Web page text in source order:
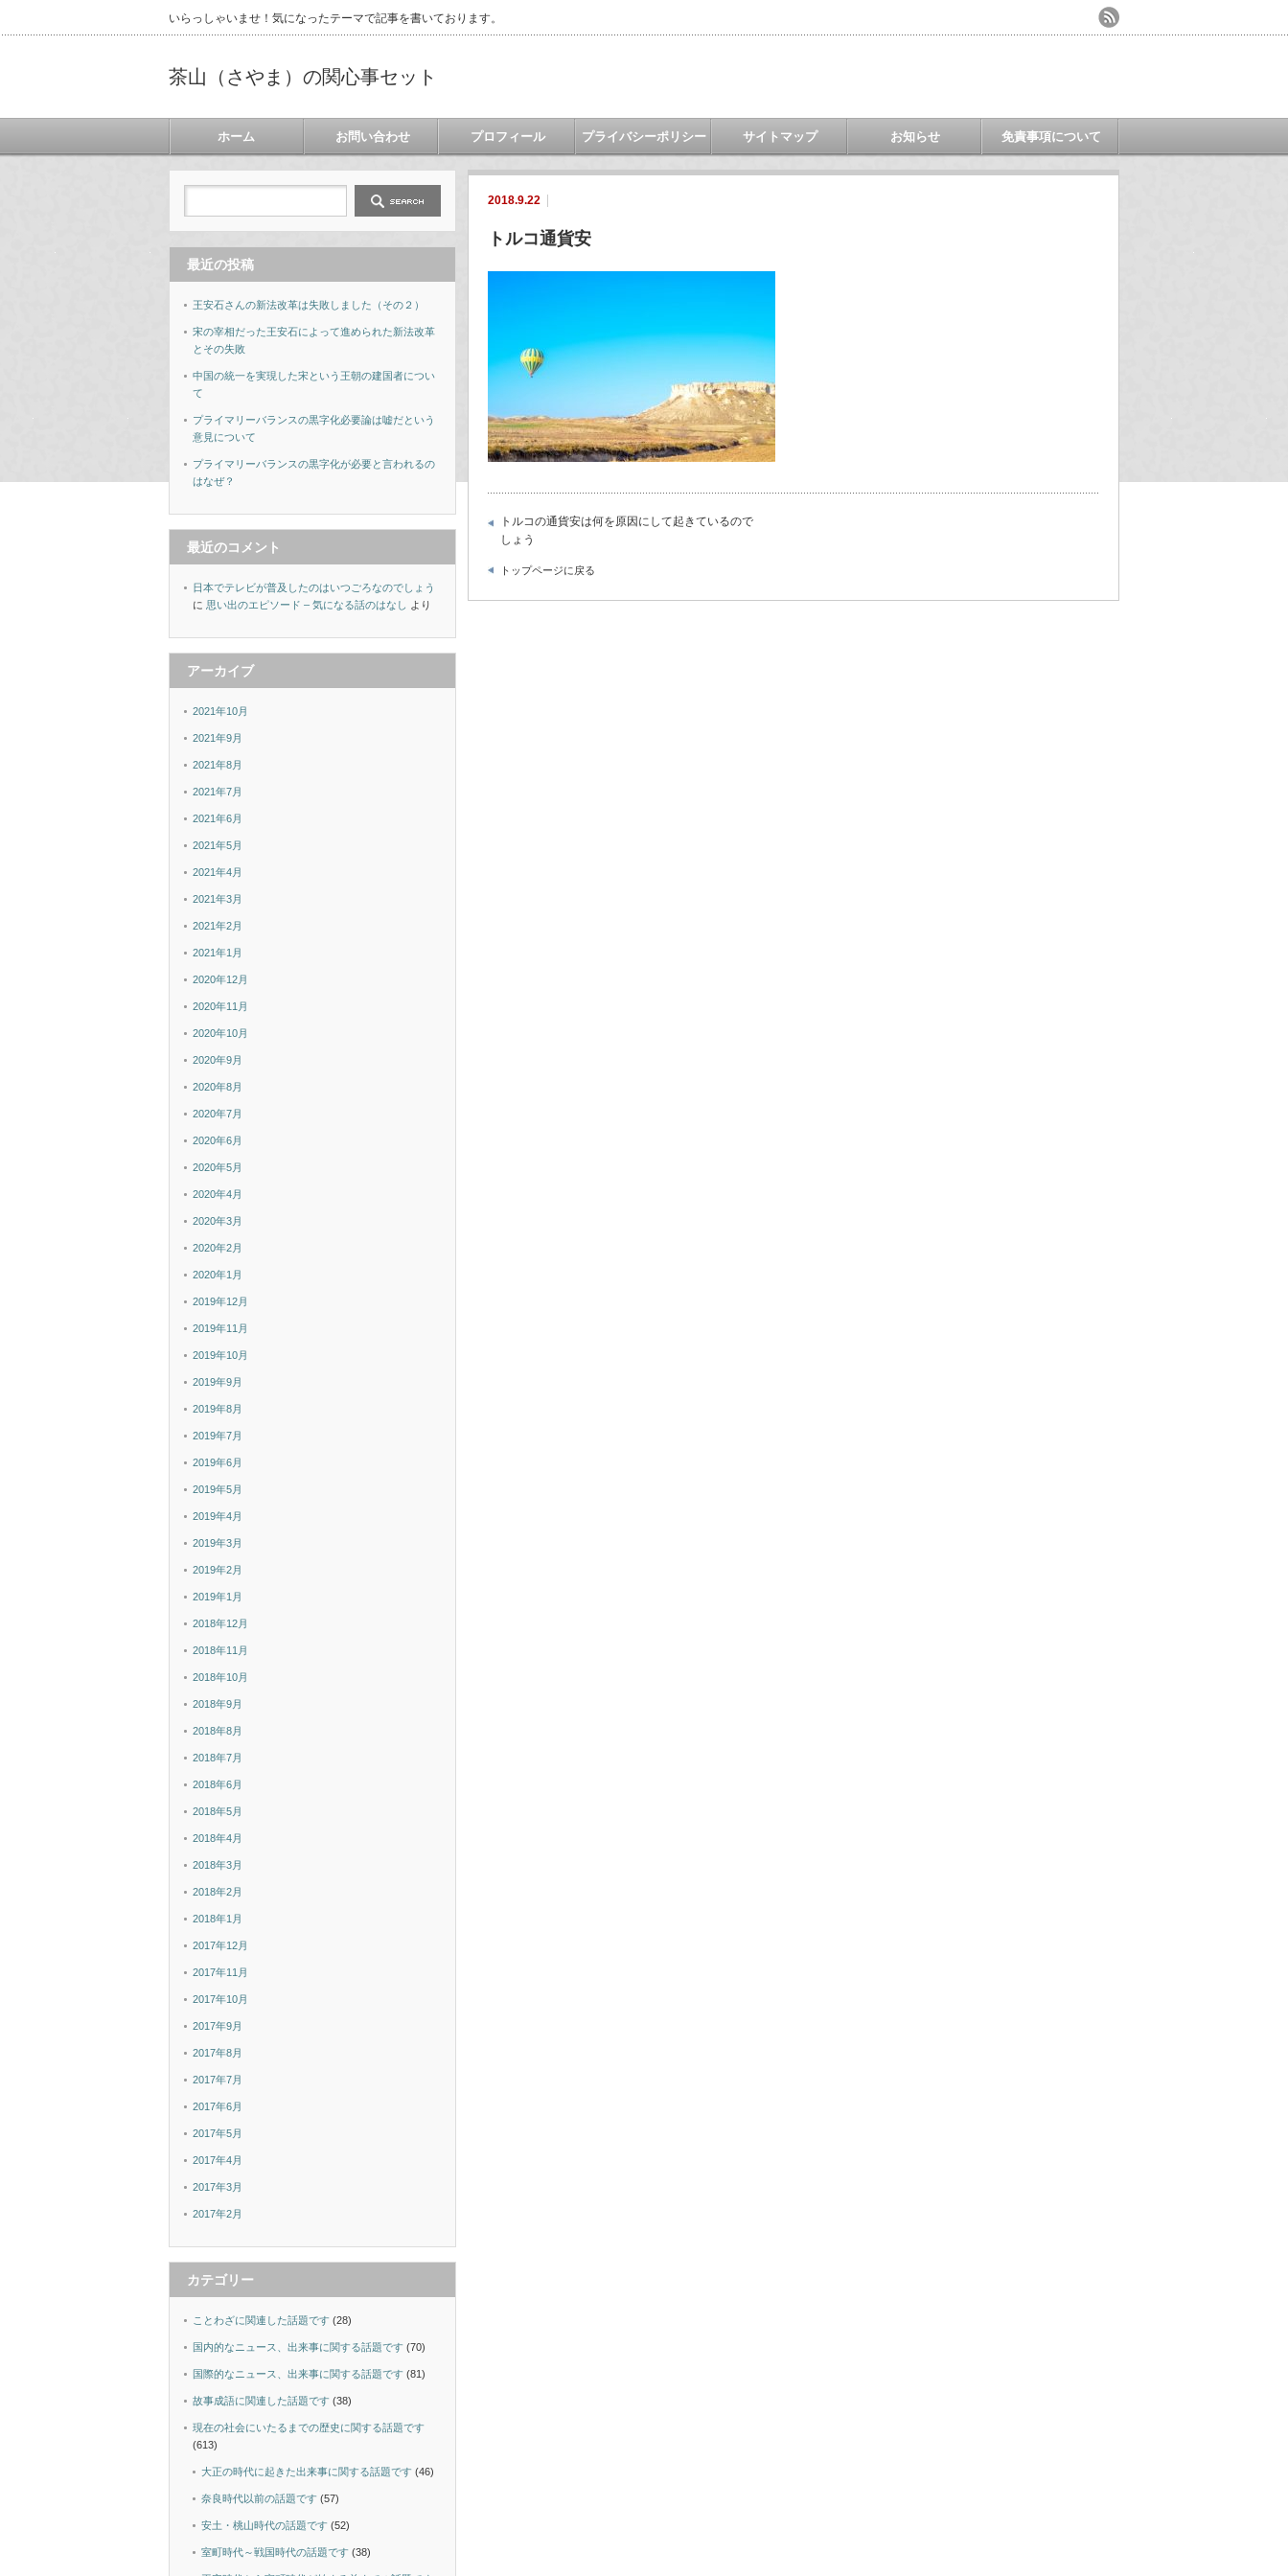
いらっしゃいませ！気になったテーマで記事を書いております。
茶山（さやま）の関心事セット
ホーム お問い合わせ プロフィール プライバシーポリシー サイトマップ お知らせ 免責事項について
2018.9.22
トルコ通貨安
トルコの通貨安は何を原因にして起きているので
しょう
トップページに戻る
最近の投稿
王安石さんの新法改革は失敗しました（その２）
宋の宰相だった王安石によって進められた新法改革
とその失敗
中国の統一を実現した宋という王朝の建国者につい
て
プライマリーバランスの黒字化必要論は嘘だという
意見について
プライマリーバランスの黒字化が必要と言われるの
はなぜ？
最近のコメント
日本でテレビが普及したのはいつごろなのでしょう
に 思い出のエピソード – 気になる話のはなし より
アーカイブ
2021年10月
2021年9月
2021年8月
2021年7月
2021年6月
2021年5月
2021年4月
2021年3月
2021年2月
2021年1月
2020年12月
2020年11月
2020年10月
2020年9月
2020年8月
2020年7月
2020年6月
2020年5月
2020年4月
2020年3月
2020年2月
2020年1月
2019年12月
2019年11月
2019年10月
2019年9月
2019年8月
2019年7月
2019年6月
2019年5月
2019年4月
2019年3月
2019年2月
2019年1月
2018年12月
2018年11月
2018年10月
2018年9月
2018年8月
2018年7月
2018年6月
2018年5月
2018年4月
2018年3月
2018年2月
2018年1月
2017年12月
2017年11月
2017年10月
2017年9月
2017年8月
2017年7月
2017年6月
2017年5月
2017年4月
2017年3月
2017年2月
カテゴリー
ことわざに関連した話題です (28)
国内的なニュース、出来事に関する話題です (70)
国際的なニュース、出来事に関する話題です (81)
故事成語に関連した話題です (38)
現在の社会にいたるまでの歴史に関する話題です
(613)
大正の時代に起きた出来事に関する話題です (46)
奈良時代以前の話題です (57)
安土・桃山時代の話題です (52)
室町時代～戦国時代の話題です (38)